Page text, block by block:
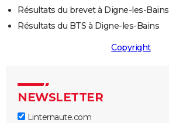
Résultats du brevet à Digne-les-Bains
Résultats du BTS à Digne-les-Bains
Copyright
NEWSLETTER
Linternaute.com